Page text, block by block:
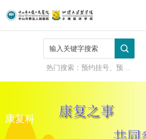
热门搜索：预约挂号、预防接种
康复科